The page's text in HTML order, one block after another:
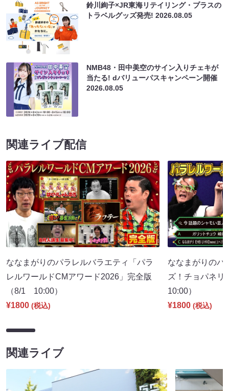
鈴川絢子×JR東海リテイリング・プラスの
トラベルグッズ発売!2026.08.05
NMB48・田中美空のサイン入りチェキが
当たる! dバリューパスキャンペーン開催
2026.08.05
関連ライブ配信
ななまがりのパラレルバラエティ「パラ
レルワールドCMアワード2026」完全版
（8/1 10:00）
¥1800 (税込)
ななまがりのパ
ズ！チョパネ
10:00）
¥1800 (税込)
関連ライブ